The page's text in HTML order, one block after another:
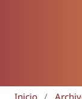
Inicio /